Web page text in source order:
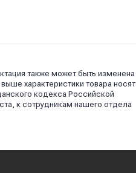
также может быть изменена
характеристики товара носят
кодекса Российской
к сотрудникам нашего отдела